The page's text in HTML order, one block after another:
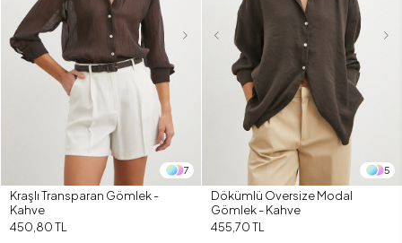
7
Kraşlı Transparan Gömlek -
Kahve
450,80 TL
5
Dökümlü Oversize Modal
Gömlek - Kahve
455,70 TL